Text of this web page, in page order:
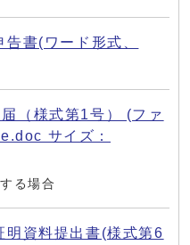
書(ワード形式、
（様式第1号） (ファ
サイズ：
る場合
明資料提出書(様式第6